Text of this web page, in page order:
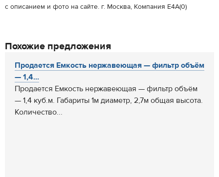
с описанием и фото на сайте. г. Москва, Компания Е4А(0)
Похожие предложения
Продается Емкость нержавеющая — фильтр объём
— 1,4...
Продается Емкость нержавеющая — фильтр объём
— 1,4 куб.м. Габариты 1м диаметр, 2,7м общая высота.
Количество...